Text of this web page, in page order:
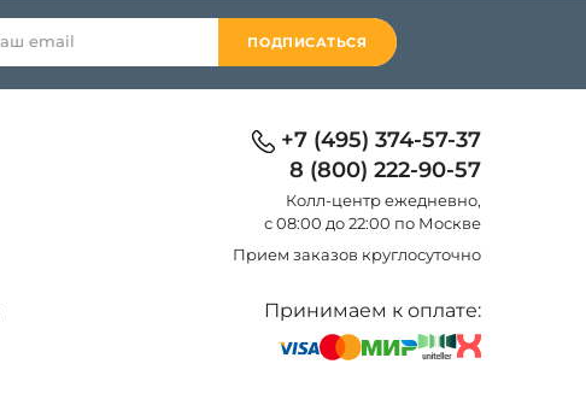
ПОДПИСАТЬСЯ
+7 (495) 374-57-37
8 (800) 222-90-57
Колл-центр eжедневно,
с 08:00 до 22:00 по Москве
Прием заказов круглосуточно
Принимаем к оплате: